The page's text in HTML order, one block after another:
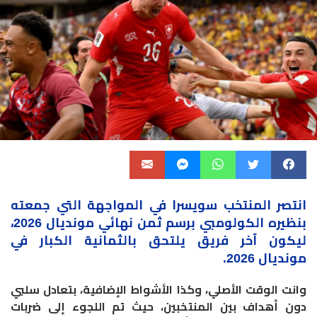
انتصر المنتخب سويسرا
في المواجهة التي جمعته
بنظيره الكولومبي برسم ثمن نهائي مونديال 2026،
ليكون آخر فريق يلتحق بالثمانية الكبار في
مونديال 2026.
وانت الوقت الأصلي، وكذا الأشواط الإضافية، بتعادل سلبي
دون أهداف بين المنتخبين، حيث تم اللجوء إلى ضربات